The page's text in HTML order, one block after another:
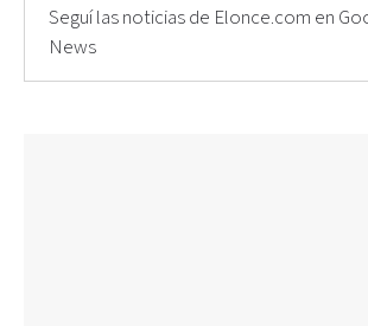
Seguí las noticias de Elonce.com en
News